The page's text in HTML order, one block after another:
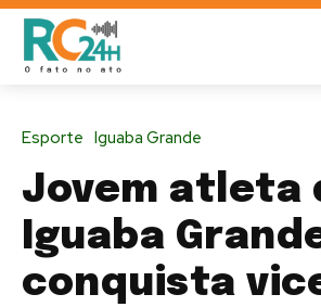
Esporte Iguaba Grande
Jovem atleta
Iguaba
conquista